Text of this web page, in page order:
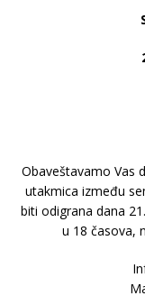
Obaveštavamo Vas
utakmica između
biti odigrana dana
u 18 časova,